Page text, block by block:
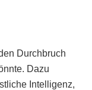
Durchbruch
Dazu
Intelligenz,